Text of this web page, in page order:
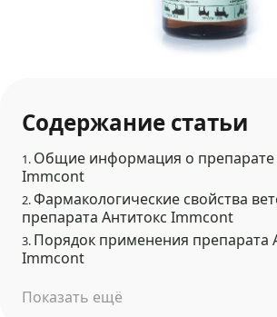
Содержание статьи
1. Общие информация о препарате
Immcont
2.Фармакологические свойства
препарата Антитокс Immcont
3. Порядок применения препарата
Immcont
Показать ещё